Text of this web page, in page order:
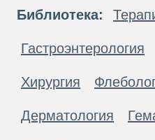
Библиотека:
Гастроэнтерология
Хирургия
Дерматология